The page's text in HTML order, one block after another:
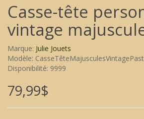
Casse-tête
vintage
Marque: Julie Jouets
Modèle:
Disponibilité: 9999
79,99$